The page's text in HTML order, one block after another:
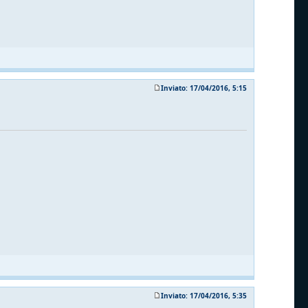
Inviato: 17/04/2016, 5:15
Inviato: 17/04/2016, 5:35